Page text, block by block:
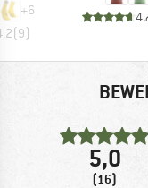
+6
(9)
5,0
(16)